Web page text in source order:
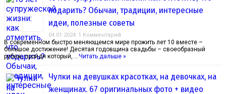
подарить? Обычаи, традиции, интересные
идеи, полезные советы
04.01.2024 1 Комментарий
В современном быстро меняющемся мире прожить лет 10 вместе –
большое достижение! Десятая годовщина свадьбы – своеобразный
рубеж, пройдя который, …Читать дальше »
Чулки на девушках красотках, на девочках, на
женщинах. 67 оригинальных фото + видео